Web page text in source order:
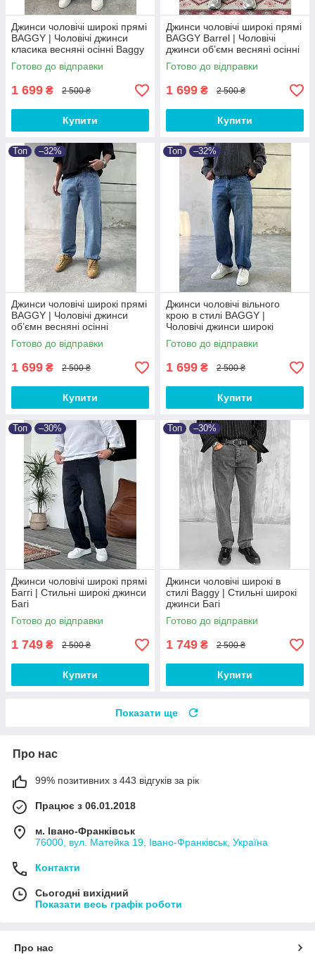
Джинси чоловічі широкі прямі
BAGGY | Чоловічі джинси
класика весняні осінні Baggy
Готово до відправки
1 699 ₴ 2 500 ₴
Купити
Джинси чоловічі широкі прямі
BAGGY Barrel | Чоловічі
джинси обʼємн весняні осінні
Baggy
Готово до відправки
1 699 ₴ 2 500 ₴
Купити
Топ –32%
Джинси чоловічі широкі прямі
BAGGY | Чоловічі джинси
обʼємн весняні осінні
Туреччина
Готово до відправки
1 699 ₴ 2 500 ₴
Купити
Топ –32%
Джинси чоловічі вільного
крою в стилі BAGGY |
Чоловічі джинси широкі
весняні осінні Баггі
Готово до відправки
1 699 ₴ 2 500 ₴
Купити
Топ –30%
Джинси чоловічі широкі прямі
Баггі | Стильні широкі джинси
Багі
Готово до відправки
1 749 ₴ 2 500 ₴
Купити
Топ –30%
Джинси чоловічі широкі в
стилі Baggy | Стильні широкі
джинси Багі
Готово до відправки
1 749 ₴ 2 500 ₴
Купити
Показати ще
Про нас
99% позитивних з 443 відгуків за рік
Працює з 06.01.2018
м. Івано-Франківськ
76000, вул. Матейка 19, Івано-Франківськ, Україна
Контакти
Сьогодні вихідний
Показати весь графік роботи
Про нас